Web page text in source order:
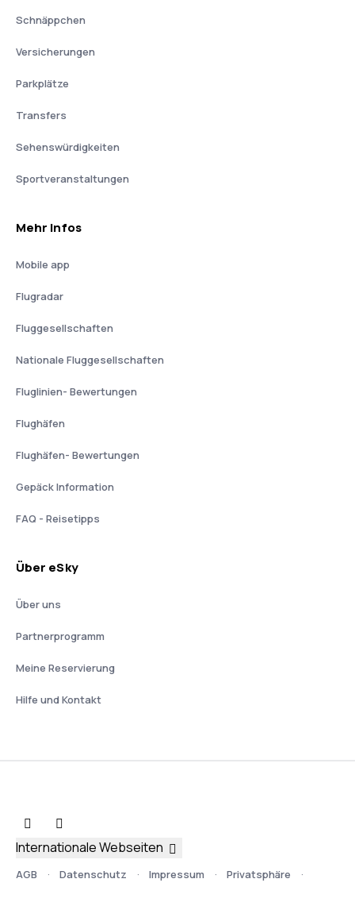
Schnäppchen
Versicherungen
Parkplätze
Transfers
Sehenswürdigkeiten
Sportveranstaltungen
Mehr Infos
Mobile app
Flugradar
Fluggesellschaften
Nationale Fluggesellschaften
Fluglinien- Bewertungen
Flughäfen
Flughäfen- Bewertungen
Gepäck Information
FAQ - Reisetipps
Über eSky
Über uns
Partnerprogramm
Meine Reservierung
Hilfe und Kontakt
AGB Datenschutz Impressum Privatsphäre
Internationale Webseiten